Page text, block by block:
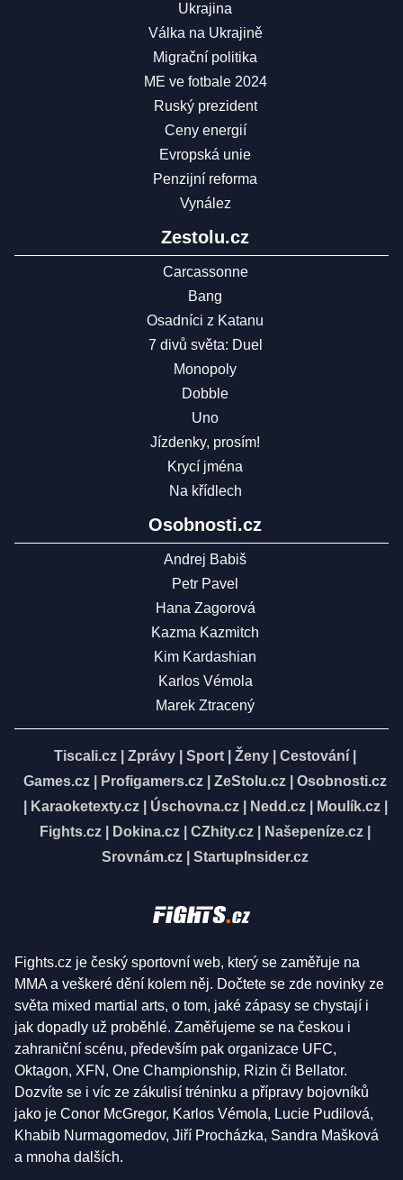
Ukrajina
Válka na Ukrajině
Migrační politika
ME ve fotbale 2024
Ruský prezident
Ceny energií
Evropská unie
Penzijní reforma
Vynález
Zestolu.cz
Carcassonne
Bang
Osadníci z Katanu
7 divů světa: Duel
Monopoly
Dobble
Uno
Jízdenky, prosím!
Krycí jména
Na křídlech
Osobnosti.cz
Andrej Babiš
Petr Pavel
Hana Zagorová
Kazma Kazmitch
Kim Kardashian
Karlos Vémola
Marek Ztracený
Tiscali.cz Zprávy Sport Ženy Cestování
Games.cz
Profigamers.cz ZeStolu.cz
Osobnosti.cz
Karaoketexty.cz| Úschovna.cz| Nedd.cz| Moulík.cz|
Fights.cz
Dokina.cz CZhity.cz Našepeníze.cz
Srovnám.cz
StartupInsider.cz
Fights.cz je český sportovní web, který se zaměřuje na
MMA a veškeré dění kolem něj. Dočtete se zde novinky ze
světa mixed martial arts, o tom, jaké zápasy se chystají i
jak dopadly už proběhlé. Zaměřujeme se na českou i
zahraniční scénu, především pak organizace UFC,
Oktagon, XFN, One Championship, Rizin či Bellator.
Dozvíte se i víc ze zákulisí tréninku a přípravy bojovníků
jako je Conor McGregor, Karlos Vémola, Lucie Pudilová,
Khabib Nurmagomedov, Jiří Procházka, Sandra Mašková
a mnoha dalších.